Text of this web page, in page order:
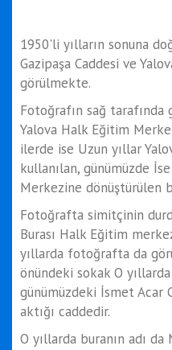
1950'li yılların sonuna
Gazipaşa Caddesi ve
görülmekte.
Fotoğrafın sağ
Yalova Halk Eğitim
ilerde ise Uzun yıllar
kullanılan, günümüzde
Merkezine dönüştürülen
Fotoğrafta simitçinin
Burası Halk Eğitim
yıllarda fotoğrafta da
önündeki sokak O
günümüzdeki İsmet Acar
aktığı caddedir.
O yıllarda buranın adı